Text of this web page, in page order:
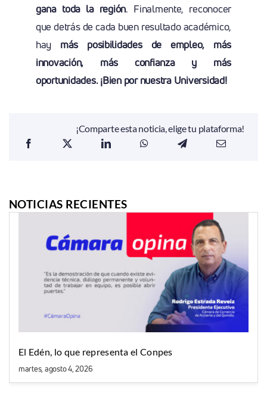
gana toda la región. Finalmente, reconocer
que detrás de cada buen resultado académico,
hay más posibilidades de empleo, más
innovación, más confianza y más
oportunidades. ¡Bien por nuestra Universidad!
¡Comparte esta noticia, elige tu plataforma!
NOTICIAS RECIENTES
El Edén, lo que representa el Conpes
martes, agosto 4, 2026